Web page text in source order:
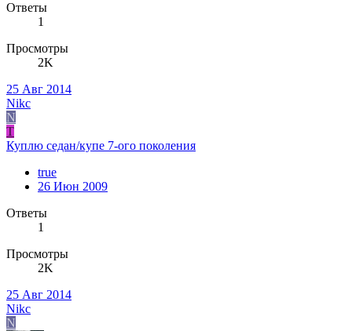
Ответы
1
Просмотры
2K
25 Авг 2014
Nikc
N
T
Куплю седан/купе 7-ого поколения
true
26 Июн 2009
Ответы
1
Просмотры
2K
25 Авг 2014
Nikc
N